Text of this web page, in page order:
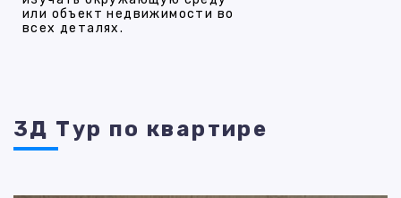
или объект недвижимости во
всех деталях.
3Д Тур по квартире